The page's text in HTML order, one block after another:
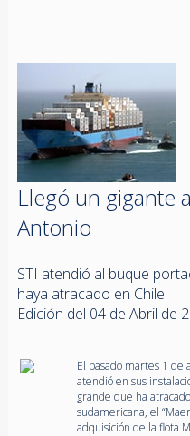
Llegó un gigante
Antonio
STI atendió al buque
haya atracado en Chile
Edición del 04 de Abril de
El pasado martes 1 de
atendió en sus
grande que ha
sudamericana, el
adquisición de la flota